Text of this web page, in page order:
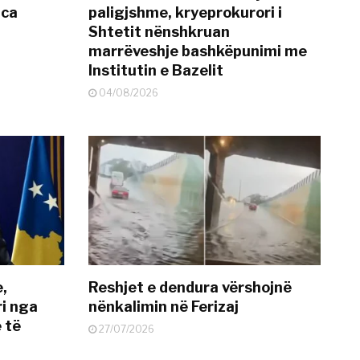
paligjshme, kryeprokurori i
Shtetit nënshkruan
marrëveshje bashkëpunimi me
Institutin e Bazelit
04/08/2026
nga
të
Reshjet e dendura vërshojnë
nënkalimin në Ferizaj
27/07/2026